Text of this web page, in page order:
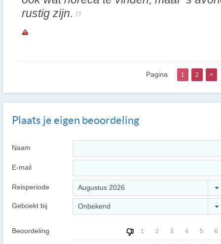
rustig zijn.
Pagina 1 2 >
Plaats je eigen beoordeling
Naam
E-mail
Reisperiode Augustus 2026
Geboekt bij Onbekend
Beoordeling 1 2 3 4 5 6